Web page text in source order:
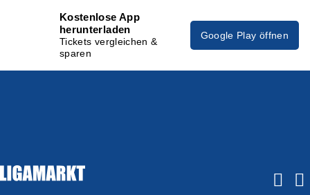
Kostenlose App
herunterladen
Tickets vergleichen &
sparen
Google Play öffnen